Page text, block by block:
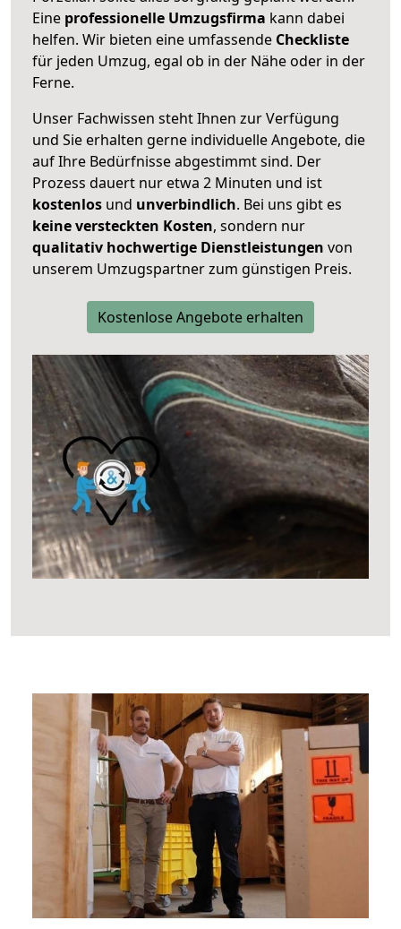
Eine professionelle Umzugsfirma kann dabei
helfen. Wir bieten eine umfassende Checkliste
für jeden Umzug, egal ob in der Nähe oder in der
Ferne.
Unser Fachwissen steht Ihnen zur Verfügung
und Sie erhalten gerne individuelle Angebote, die
auf Ihre Bedürfnisse abgestimmt sind. Der
Prozess dauert nur etwa 2 Minuten und ist
kostenlos und unverbindlich. Bei uns gibt es
keine versteckten Kosten, sondern nur
qualitativ hochwertige Dienstleistungen von
unserem Umzugspartner zum günstigen Preis.
Kostenlose Angebote erhalten